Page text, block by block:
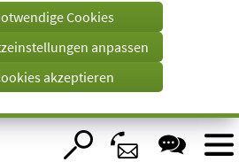
einem
Tab)
Cookies
anpassen
akzeptieren